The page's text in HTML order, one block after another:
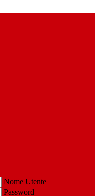
Nome Utente
Password